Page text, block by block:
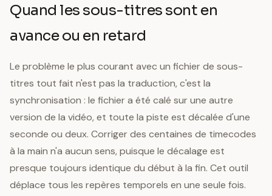
Quand les sous-titres sont en
avance ou en retard
Le problème le plus courant avec un fichier de sous-
titres tout fait n'est pas la traduction, c'est la
synchronisation : le fichier a été calé sur une autre
version de la vidéo, et toute la piste est décalée d'une
seconde ou deux. Corriger des centaines de timecodes
à la main n'a aucun sens, puisque le décalage est
presque toujours identique du début à la fin. Cet outil
déplace tous les repères temporels en une seule fois.